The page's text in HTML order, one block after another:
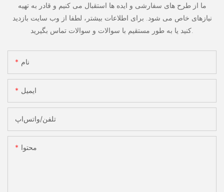
ما از طرح های سفارشی و ایده ها استقبال می کنیم و قادر به تهیه
نیازهای خاص می شود. برای اطلاعات بیشتر، لطفا از وب سایت بازدید
نام
ایمیل
تلفن/واتس‌اپ
محتوا